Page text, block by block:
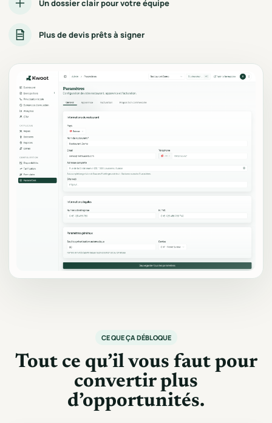
Un dossier clair pour votre équipe
Plus de devis prêts à signer
CE QUE ÇA DÉBLOQUE
Tout ce qu’il vous faut pour
convertir plus
d’opportunités.